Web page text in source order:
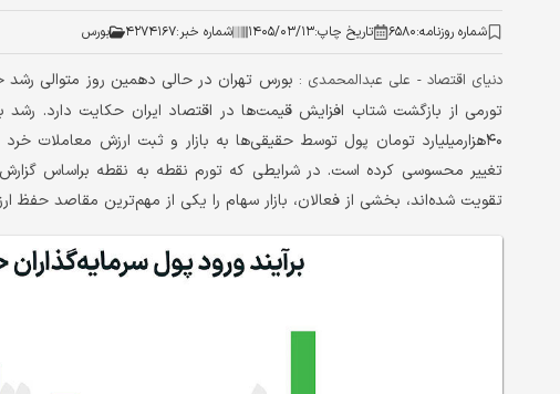
شماره روزنامه:۶۵۸۰ تاریخ چاپ:۱۴۰۵/۰۳/۱۳ شماره خبر:۴۲۷۴۱۶۷ بورس
دنیای اقتصاد - علی عبدالمحمدی :
۴۰هزار‌میلیارد تومان پول توسط حقیقی‌ها به بازار و ثبت ارزش معاملات
تقویت شده‌اند، بخشی از فعالان، بازار سهام را یکی از مهم‌ترین مقاصد حفظ